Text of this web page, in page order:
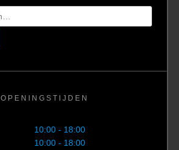
OPENINGSTIJDEN
10:00 - 18:00
10:00 - 18:00